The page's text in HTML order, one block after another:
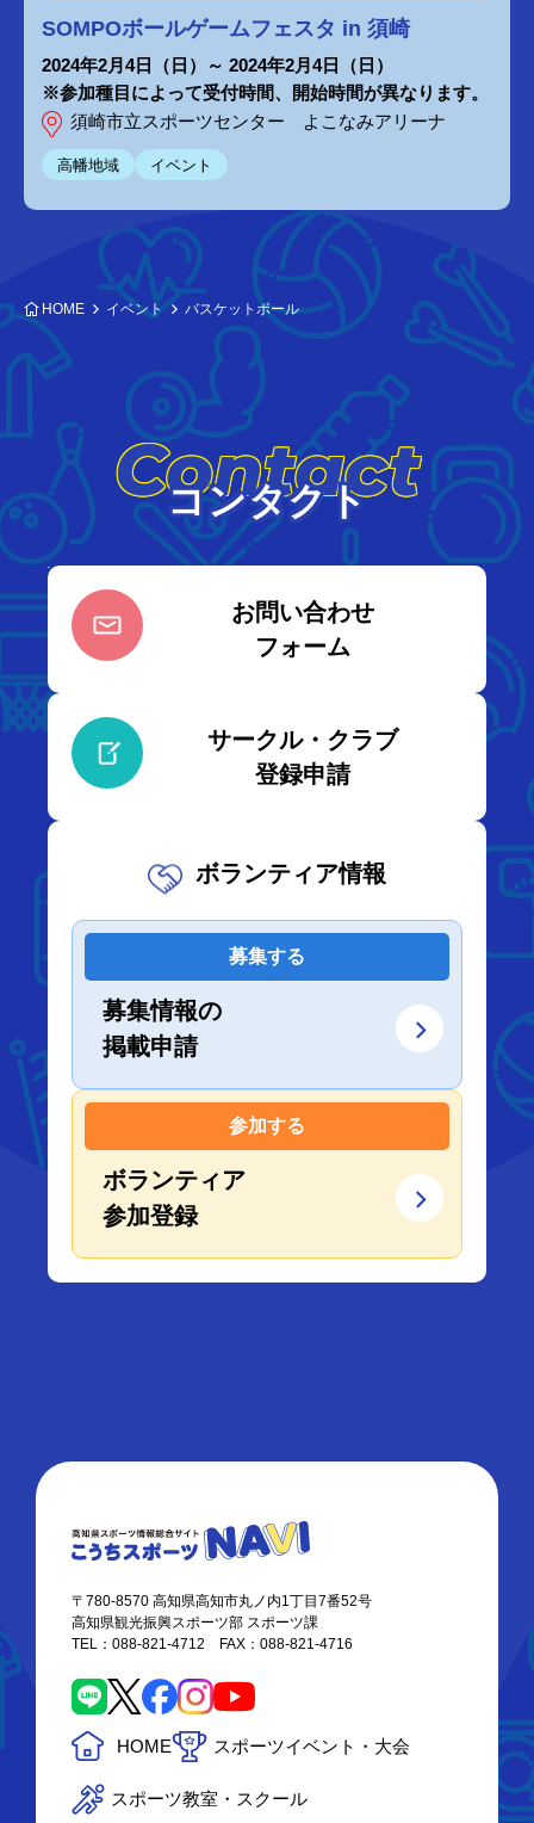
SOMPOボールゲームフェスタ in 須崎
2024年2月4日（日）～ 2024年2月4日（日）
※参加種目によって受付時間、開始時間が異なります。
須崎市立スポーツセンター よこなみアリーナ
高幡地域 イベント
HOME イベント バスケットボール
Contact
コンタクト
お問い合わせ
フォーム
サークル・クラブ
登録申請
ボランティア情報
募集する
募集情報の
掲載申請
参加する
ボランティア
参加登録
〒780-8570 高知県高知市丸ノ内1丁目7番52号
高知県観光振興スポーツ部 スポーツ課
TEL：088-821-4712 FAX：088-821-4716
HOME スポーツイベント・大会
スポーツ教室・スクール